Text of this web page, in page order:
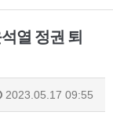
열 정권 퇴
2023.05.17 09:55